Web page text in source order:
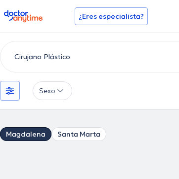
doctoranytime ¿Eres especialista?
Sexo
Magdalena Santa Marta